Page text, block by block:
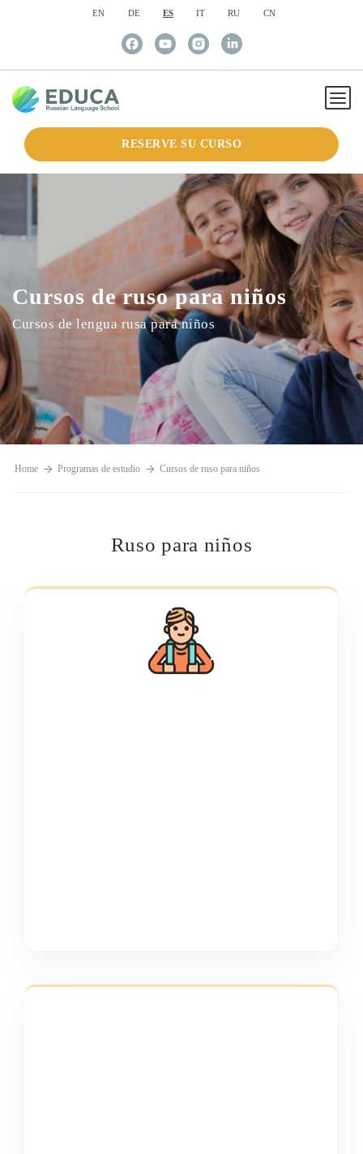
EN DE ES IT RU CN
RESERVE SU CURSO
Cursos de ruso para niños
Cursos de lengua rusa para niños
Home Programas de estudio Cursos de ruso para niños
Ruso para niños
TESTIMONIOS